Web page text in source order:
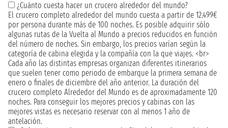
¿Cuánto cuesta hacer un crucero alrededor del mundo?
El crucero completo alrededor del mundo cuesta a partir de 12.499€
por persona durante más de 100 noches. Es posible adquirir sólo
algunas rutas de la Vuelta al Mundo a precios reducidos en función
del número de noches. Sin embargo, los precios varían según la
categoría de cabina elegida y la compañía con la que viajes. <br>
Cada año las distintas empresas organizan diferentes itinerarios
que suelen tener como periodo de embarque la primera semana de
enero o finales de diciembre del año anterior. La duración del
crucero completo Alrededor del Mundo es de aproximadamente 120
noches. Para conseguir los mejores precios y cabinas con las
mejores vistas es necesario reservar con al menos 1 año de
antelación.